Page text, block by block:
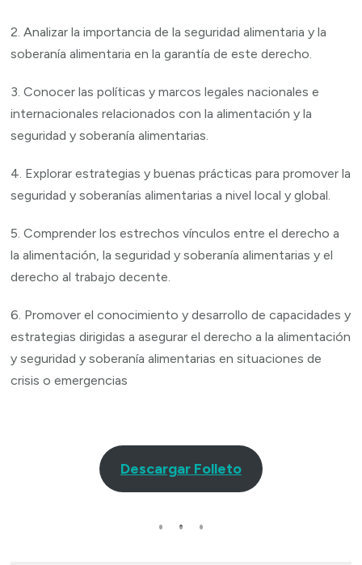
2. Analizar la importancia de la seguridad alimentaria y la
soberanía alimentaria en la garantía de este derecho.
3. Conocer las políticas y marcos legales nacionales e
internacionales relacionados con la alimentación y la
seguridad y soberanía alimentarias.
4. Explorar estrategias y buenas prácticas para promover la
seguridad y soberanías alimentarias a nivel local y global.
5. Comprender los estrechos vínculos entre el derecho a
la alimentación, la seguridad y soberanía alimentarias y el
derecho al trabajo decente.
6. Promover el conocimiento y desarrollo de capacidades y
estrategias dirigidas a asegurar el derecho a la alimentación
y seguridad y soberanía alimentarias en situaciones de
crisis o emergencias
Descargar Folleto